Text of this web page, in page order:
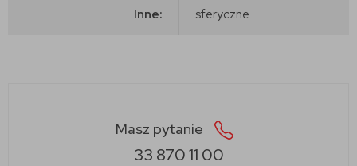
Inne: sferyczne
Masz pytanie
33 870 11 00